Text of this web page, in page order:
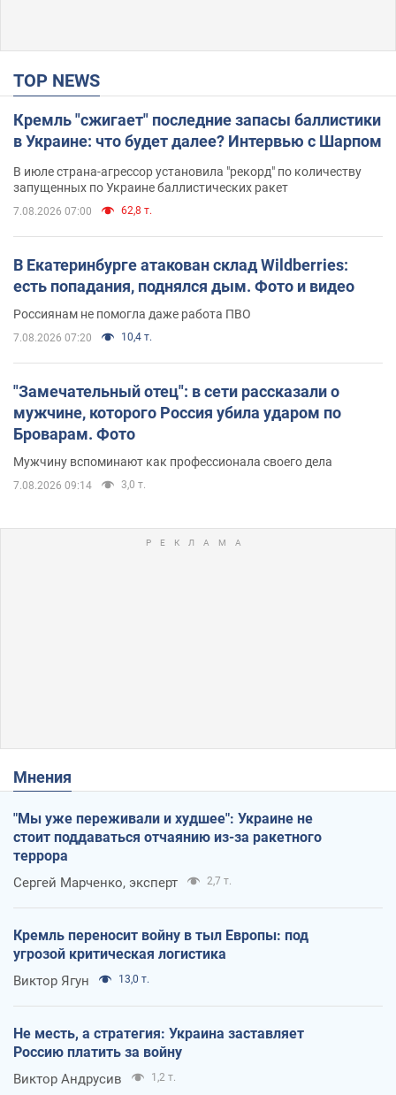
TOP NEWS
Кремль "сжигает" последние запасы баллистики
в Украине: что будет далее? Интервью с Шарпом
В июле страна-агрессор установила "рекорд" по количеству
запущенных по Украине баллистических ракет
7.08.2026 07:00 62,8 т.
В Екатеринбурге атакован склад Wildberries:
есть попадания, поднялся дым. Фото и видео
Россиянам не помогла даже работа ПВО
7.08.2026 07:20 10,4 т.
"Замечательный отец": в сети рассказали о
мужчине, которого Россия убила ударом по
Броварам. Фото
Мужчину вспоминают как профессионала своего дела
7.08.2026 09:14 3,0 т.
Мнения
"Мы уже переживали и худшее": Украине не
стоит поддаваться отчаянию из-за ракетного
террора
Сергей Марченко, эксперт 2,7 т.
Кремль переносит войну в тыл Европы: под
угрозой критическая логистика
Виктор Ягун 13,0 т.
Не месть, а стратегия: Украина заставляет
Россию платить за войну
Виктор Андрусив 1,2 т.